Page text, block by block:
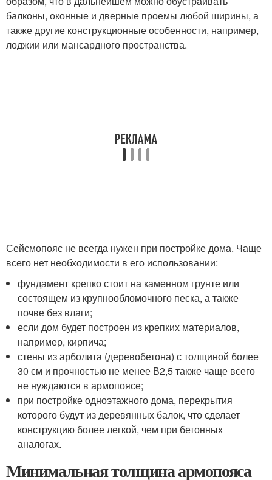
балконы, оконные и дверные проемы любой ширины, а
также другие конструкционные особенности, например,
лоджии или мансардного пространства.
Сейсмопояс не всегда нужен при постройке дома. Чаще
всего нет необходимости в его использовании:
фундамент крепко стоит на каменном грунте или
состоящем из крупнообломочного песка, а также
почве без влаги;
если дом будет построен из крепких материалов,
например, кирпича;
стены из арболита (деревобетона) с толщиной более
30 см и прочностью не менее В2,5 также чаще всего
не нуждаются в армопоясе;
при постройке одноэтажного дома, перекрытия
которого будут из деревянных балок, что сделает
конструкцию более легкой, чем при бетонных
аналогах.
Минимальная толщина армопояса